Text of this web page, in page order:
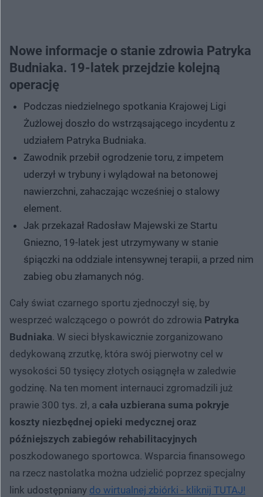
Nowe informacje o stanie zdrowia Patryka
Budniaka. 19-latek przejdzie kolejną
operację
Podczas niedzielnego spotkania Krajowej Ligi
Żużlowej doszło do wstrząsającego incydentu z
udziałem Patryka Budniaka.
Zawodnik przebił ogrodzenie toru, z impetem
uderzył w trybuny i wylądował na betonowej
nawierzchni, zahaczając wcześniej o stalowy
element.
Jak przekazał Radosław Majewski ze Startu
Gniezno, 19-latek jest utrzymywany w stanie
śpiączki na oddziale intensywnej terapii, a przed nim
zabieg obu złamanych nóg.
Cały świat czarnego sportu zjednoczył się, by
wesprzeć walczącego o powrót do zdrowia Patryka
Budniaka. W sieci błyskawicznie zorganizowano
dedykowaną zrzutkę, która swój pierwotny cel w
wysokości 50 tysięcy złotych osiągnęła w zaledwie
godzinę. Na ten moment internauci zgromadzili już
prawie 300 tys. zł, a cała uzbierana suma pokryje
koszty niezbędnej opieki medycznej oraz
późniejszych zabiegów rehabilitacyjnych
poszkodowanego sportowca. Wsparcia finansowego
na rzecz nastolatka można udzielić poprzez specjalny
link udostępniany do wirtualnej zbiórki - kliknij TUTAJ!